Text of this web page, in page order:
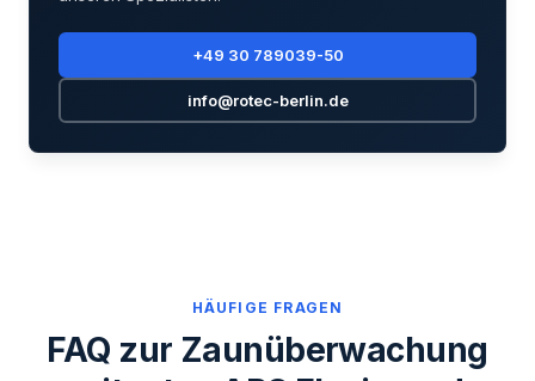
+49 30 789039-50
info@rotec-berlin.de
HÄUFIGE FRAGEN
FAQ zur Zaunüberwachung